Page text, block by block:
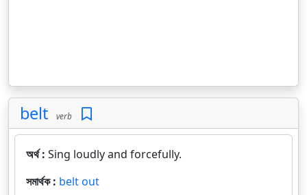
belt verb
অর্থ : Sing loudly and forcefully.
সমার্থক : belt out